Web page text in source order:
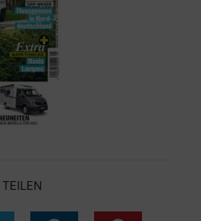
TEILEN